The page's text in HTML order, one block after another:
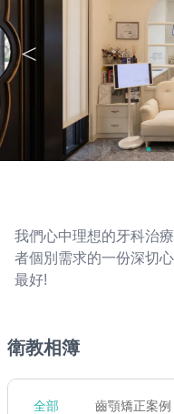
我們心中理想的牙科治
者個別需求的一份深切
最好!
衛教相簿
全部 齒顎矯正案例